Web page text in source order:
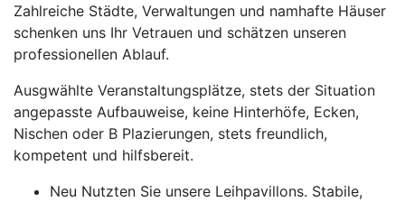
Zahlreiche Städte, Verwaltungen und namhafte Häuser
schenken uns Ihr Vetrauen und schätzen unseren
professionellen Ablauf.
Ausgwählte Veranstaltungsplätze, stets der Situation
angepasste Aufbauweise, keine Hinterhöfe, Ecken,
Nischen oder B Plazierungen, stets freundlich,
kompetent und hilfsbereit.
Neu Nutzten Sie unsere Leihpavillons. Stabile,